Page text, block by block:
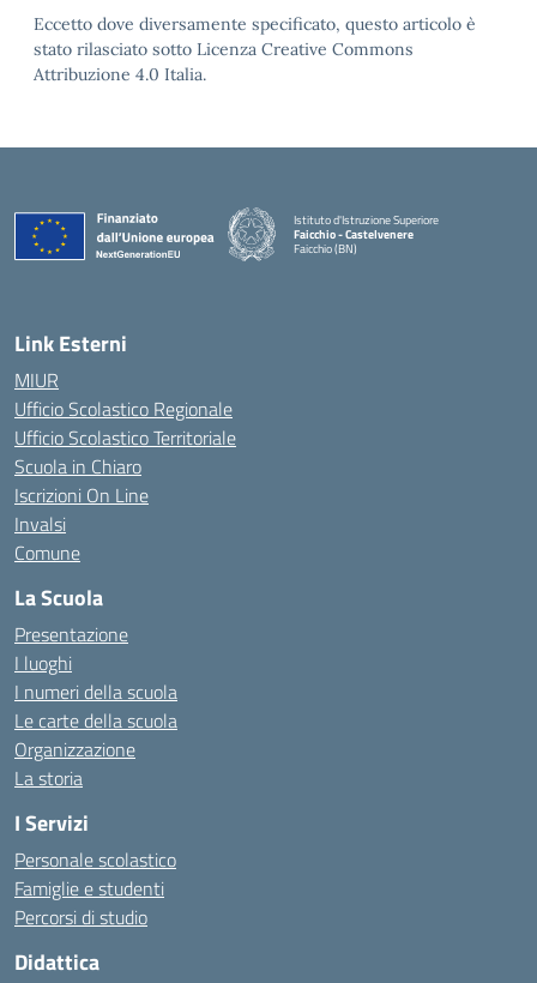
Eccetto dove diversamente specificato, questo articolo è
stato rilasciato sotto Licenza Creative Commons
Attribuzione 4.0 Italia.
Istituto d'Istruzione Superiore
Faicchio - Castelvenere
Faicchio (BN)
Link Esterni
MIUR
Ufficio Scolastico Regionale
Ufficio Scolastico Territoriale
Scuola in Chiaro
Iscrizioni On Line
Invalsi
Comune
La Scuola
Presentazione
I luoghi
I numeri della scuola
Le carte della scuola
Organizzazione
La storia
I Servizi
Personale scolastico
Famiglie e studenti
Percorsi di studio
Didattica